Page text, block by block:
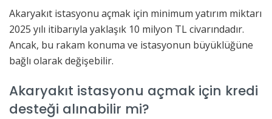
Akaryakıt istasyonu açmak için minimum yatırım miktarı
2025 yılı itibarıyla yaklaşık 10 milyon TL civarındadır.
Ancak, bu rakam konuma ve istasyonun büyüklüğüne
bağlı olarak değişebilir.
Akaryakıt istasyonu açmak için kredi
desteği alınabilir mi?